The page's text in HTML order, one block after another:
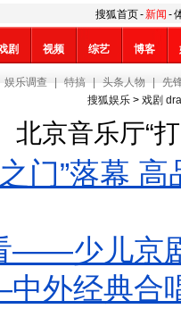
搜狐首页-新闻 -
剧 视频 综艺 博客
娱乐调查 特搞 头条人物
先
搜狐娱乐> 戏剧
北京音乐厅“
门”落幕
——少儿京
外经典合